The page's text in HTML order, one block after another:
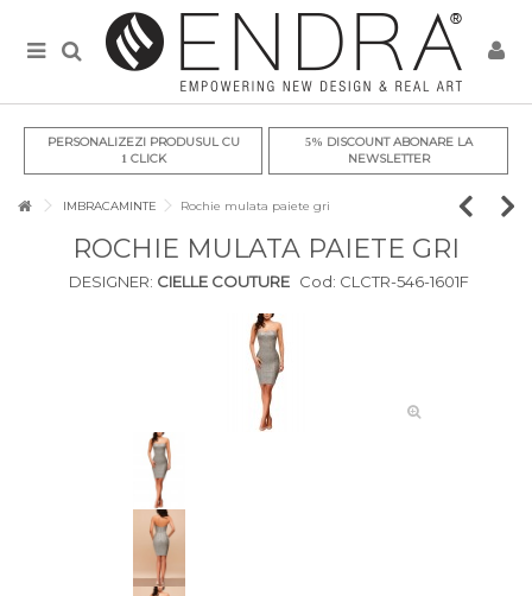
PERSONALIZEZI PRODUSUL CU
1CLICK
5% DISCOUNT ABONARE LA
NEWSLETTER
IMBRACAMINTE Rochie mulata paiete gri
ROCHIE MULATA PAIETE GRI
DESIGNER: CIELLE COUTURE Cod: CLCTR-546-1601F